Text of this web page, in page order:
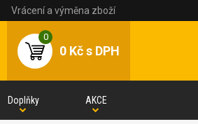
Vrácení a výměna zboží
0
0 Kčs DPH
Doplňky AKCE